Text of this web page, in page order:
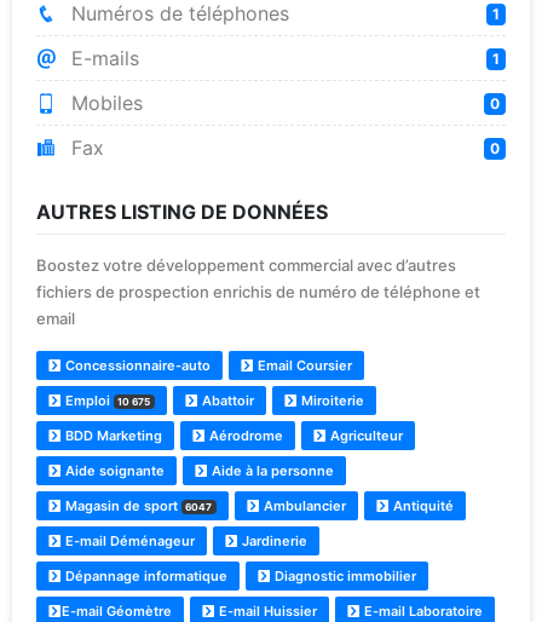
Numéros de téléphones 1
E-mails 1
Mobiles 0
Fax 0
AUTRES LISTING DE DONNÉES
Boostez votre développement commercial avec d’autres
fichiers de prospection enrichis de numéro de téléphone et
email
Concessionnaire-auto Email Coursier
Emploi 10 675 Abattoir Miroiterie
BDD Marketing Aérodrome Agriculteur
Aide soignante Aide à la personne
Magasin de sport 6047 Ambulancier Antiquité
E-mail Déménageur Jardinerie
Dépannage informatique Diagnostic immobilier
E-mail Géomètre E-mail Huissier E-mail Laboratoire